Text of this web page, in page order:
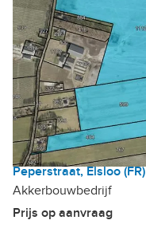
Peperstraat, Elsloo (FR)
Akkerbouwbedrijf
Prijs op aanvraag